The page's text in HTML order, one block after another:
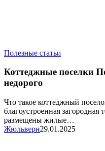
Полезные статьи
Коттеджные поселки
недорого
Что такое коттеджный
благоустроенная загородная
размещены жилые…
Жюльверн29.01.2025